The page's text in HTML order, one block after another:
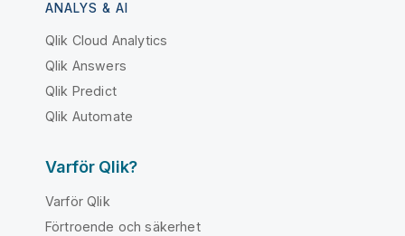
ANALYS & AI
Qlik Cloud Analytics
Qlik Answers
Qlik Predict
Qlik Automate
Varför Qlik?
Varför Qlik
Förtroende och säkerhet